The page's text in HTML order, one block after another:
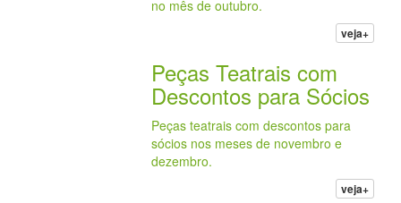
no mês de outubro.
veja+
Peças Teatrais com
Descontos para Sócios
Peças teatrais com descontos para
sócios nos meses de novembro e
dezembro.
veja+